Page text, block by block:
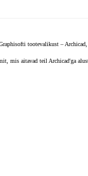
Graphisofti tootevalikust –
mis aitavad teil Archicad'ga